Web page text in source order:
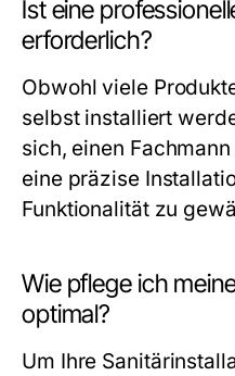
Ist eine
erforderlich?
Obwohl viele
selbst installiert
sich, einen
eine präzise
Funktionalität zu
Wie pflege ich
optimal?
Um Ihre